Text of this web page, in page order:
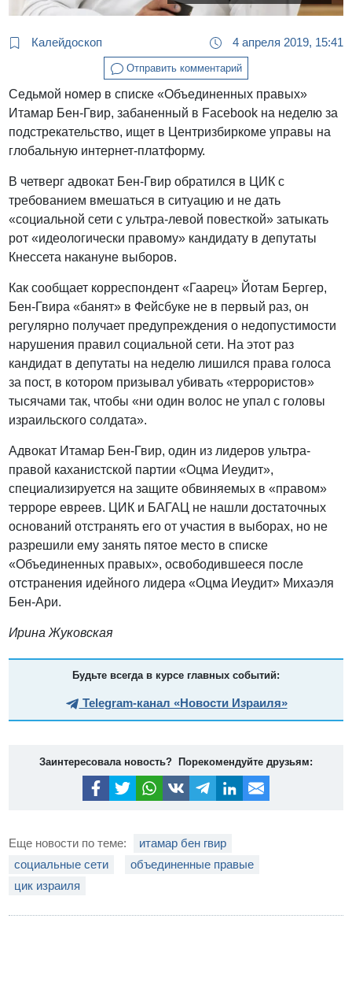
Калейдоскоп 4 апреля 2019, 15:41
Отправить комментарий
Седьмой номер в списке «Объединенных правых»
Итамар Бен-Гвир, забаненный в Facebook на неделю за
подстрекательство, ищет в Центризбиркоме управы на
глобальную интернет-платформу.
В четверг адвокат Бен-Гвир обратился в ЦИК с
требованием вмешаться в ситуацию и не дать
«социальной сети с ультра-левой повесткой» затыкать
рот «идеологически правому» кандидату в депутаты
Кнессета накануне выборов.
Как сообщает корреспондент «Гаарец» Йотам Бергер,
Бен-Гвира «банят» в Фейсбуке не в первый раз, он
регулярно получает предупреждения о недопустимости
нарушения правил социальной сети. На этот раз
кандидат в депутаты на неделю лишился права голоса
за пост, в котором призывал убивать «террористов»
тысячами так, чтобы «ни один волос не упал с головы
израильского солдата».
Адвокат Итамар Бен-Гвир, один из лидеров ультра-
правой каханистской партии «Оцма Иеудит»,
специализируется на защите обвиняемых в «правом»
терроре евреев. ЦИК и БАГАЦ не нашли достаточных
оснований отстранять его от участия в выборах, но не
разрешили ему занять пятое место в списке
«Объединенных правых», освободившееся после
отстранения идейного лидера «Оцма Иеудит» Михаэля
Бен-Ари.
Ирина Жуковская
Будьте всегда в курсе главных событий:
Telegram-канал «Новости Израиля»
Заинтересовала новость? Порекомендуйте друзьям:
Еще новости по теме:
итамар бен гвир
социальные сети
объединенные правые
цик израиля